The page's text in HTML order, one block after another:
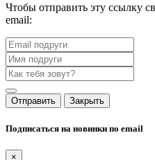
Чтобы отправить эту ссылку
email:
Отправить Закрыть
Подписаться на новинки по email
×